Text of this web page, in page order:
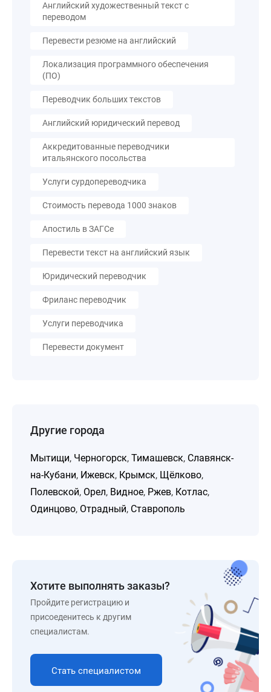
Английский художественный текст с
переводом
Перевести резюме на английский
Локализация программного обеспечения
(ПО)
Переводчик больших текстов
Английский юридический перевод
Аккредитованные переводчики
итальянского посольства
Услуги сурдопереводчика
Стоимость перевода 1000 знаков
Апостиль в ЗАГСе
Перевести текст на английский язык
Юридический переводчик
Фриланс переводчик
Услуги переводчика
Перевести документ
Другие города
Мытищи, Черногорск, Тимашевск, Славянск-
на-Кубани, Ижевск, Крымск, Щёлково,
Полевской, Орел, Видное, Ржев, Котлас,
Одинцово, Отрадный, Ставрополь
Хотите выполнять заказы?
Пройдите регистрацию и
присоеденитесь к другим
специалистам.
Стать специалистом